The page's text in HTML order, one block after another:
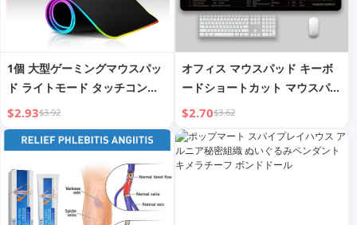
1個 大型ゲーミングマウスパッ
ド ライトモード タッチコント
ロール 拡張ソフトコンピュータ
ーキーボードマット ノンスリッ
プラバーベース
$2.93$3.92
オフィス マウスパッド キーボ
ードショートカット マウスパッ
ド 80*30cm ゴム製 滑り止めマ
ウスマット ロシア語、英語、ベ
トナム語版
$2.70$3.62